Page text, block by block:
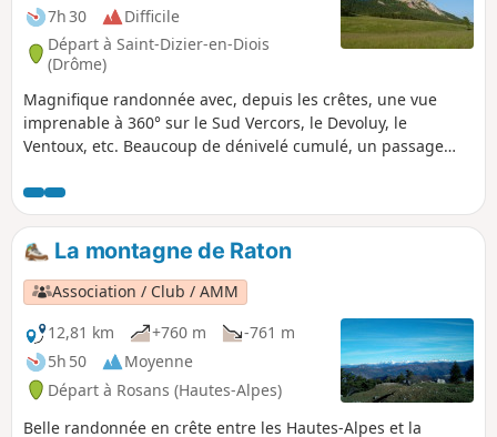
7h 30
Difficile
Départ à Saint-Dizier-en-Diois
(Drôme)
Magnifique randonnée avec, depuis les crêtes, une vue
imprenable à 360° sur le Sud Vercors, le Devoluy, le
Ventoux, etc. Beaucoup de dénivelé cumulé, un passage
très beau et varié avec une crête sublime.
La montagne de Raton
Association / Club / AMM
12,81 km
+760 m
-761 m
5h 50
Moyenne
Départ à Rosans (Hautes-Alpes)
Belle randonnée en crête entre les Hautes-Alpes et la